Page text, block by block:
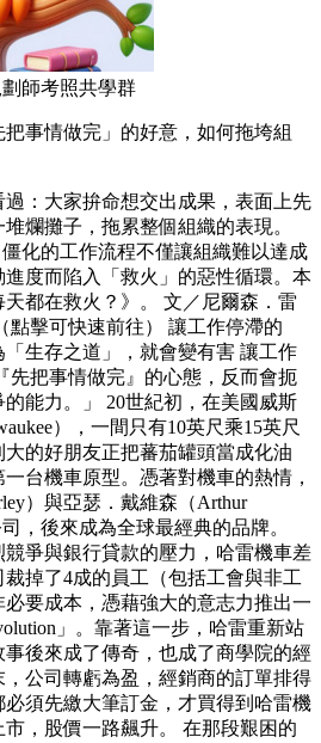
師考照共學群
事情做完」的好意，如何拖垮組
：大家拚命想交出成果，表面上先
爛攤子，拖累整個組織的表現。
化的工作流程不僅讓組織難以達成
進度而陷入「救火」的惡性循環。本
都在救火？》。 文／尼爾森．雷
點擊可快速前往） 讓工作停滯的
「生存之道」，就會變有害 讓工作
先把事情做完』的心態，反而會扼
能力。」 20世紀初，在美國威斯
），一間只有10英尺乘15英尺
的好朋友正把蕃茄罐頭當成化油
台機車原型。憑著對機車的熱情，
）與亞瑟．戴維森（Arthur
，後來成為全球最經典的品牌。
爭與銀行貸款的壓力，哈雷機車差
掉了4成的員工（包括工會與非工
要成本，憑藉強大的意志力推出一
」。靠著這一步，哈雷重新站
後來成了傳奇，也成了商學院的經
，公司轉虧為盈，經銷商的訂單排得
須先繳大筆訂金，才買得到哈雷機
，股價一路飆升。 在那段艱困的